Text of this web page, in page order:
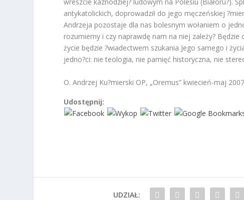
antykatolickich, doprowadził do jego męczeńskiej
Andrzeja pozostaje dla nas bolesnym wołaniem o
rozumiemy i czy naprawdę nam na niej zależy?
życie będzie ?wiadectwem szukania Jego samego i
jedno?ci: nie teologia, nie pamięć historyczna, nie
O. Andrzej Ku?mierski OP, „Oremus” kwiecień-maj
Udostępnij:
UDZIAŁ: